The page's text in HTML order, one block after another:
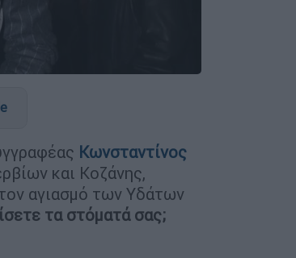
Κωνσταντίνος
και Κοζάνης,
αγιασμό των Υδάτων
τα στόματά σας;